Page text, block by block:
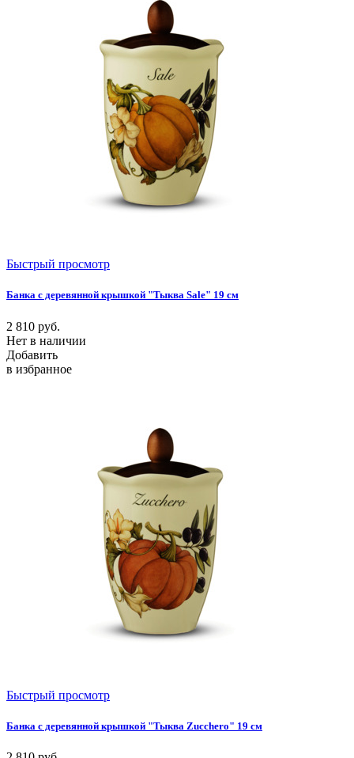
Быстрый просмотр
Банка с деревянной крышкой "Тыква Sale" 19 см
2 810 руб.
Нет в наличии
Добавить
в избранное
Быстрый просмотр
Банка с деревянной крышкой "Тыква Zucchero" 19 см